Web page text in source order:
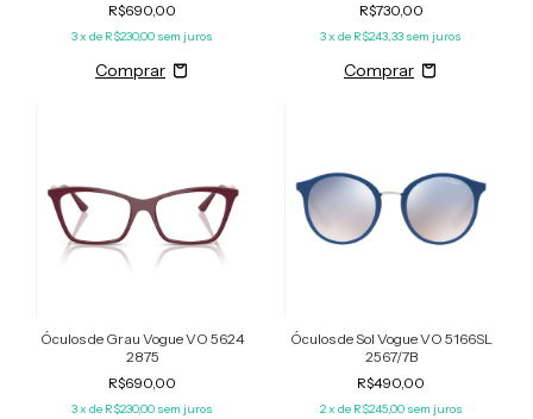
R$690,00
3x de R$230,00 sem juros
R$730,00
3x de R$243,33 sem juros
Óculos de Grau Vogue VO 5624
2875
R$690,00
3x de R$230,00 sem juros
Óculos de Sol Vogue VO 5166SL
2567/7B
R$490,00
2x de R$245,00 sem juros